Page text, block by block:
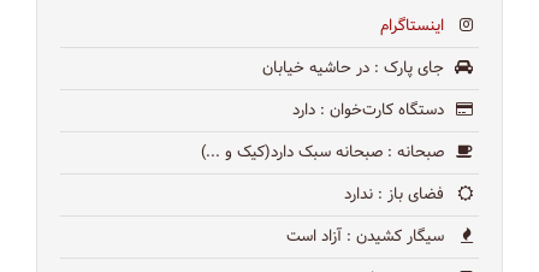
اینستاگرام
جای پارک : در حاشیه خیابان
دستگاه کارت‌خوان : دارد
صبحانه : صبحانه سبک دارد(کیک و ...)
فضای باز : ندارد
سیگار کشیدن : آزاد است